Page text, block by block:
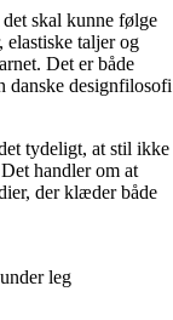
skal kunne følge
elastiske taljer og
Det er både
danske designfilosofi
tydeligt, at stil ikke
handler om at
der klæder både
leg